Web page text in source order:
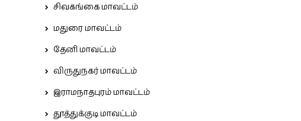
சிவகங்கை மாவட்டம்
மதுரை மாவட்டம்
தேனி மாவட்டம்
விருதுநகர் மாவட்டம்
இராமநாதபுரம் மாவட்டம்
தூத்துக்குடி மாவட்டம்